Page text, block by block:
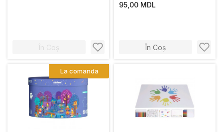
În Coș
95,00 MDL
În Coș
La comanda